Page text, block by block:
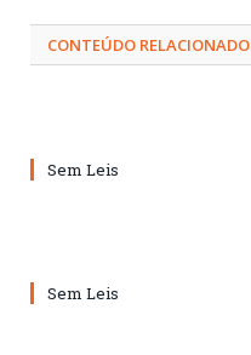
CONTEÚDO RELACIONADO
Sem Leis
Sem Leis